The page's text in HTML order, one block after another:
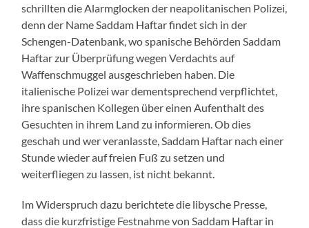
schrillten die Alarmglocken der neapolitanischen Polizei,
denn der Name Saddam Haftar findet sich in der
Schengen-Datenbank, wo spanische Behörden Saddam
Haftar zur Überprüfung wegen Verdachts auf
Waffenschmuggel ausgeschrieben haben. Die
italienische Polizei war dementsprechend verpflichtet,
ihre spanischen Kollegen über einen Aufenthalt des
Gesuchten in ihrem Land zu informieren. Ob dies
geschah und wer veranlasste, Saddam Haftar nach einer
Stunde wieder auf freien Fuß zu setzen und
weiterfliegen zu lassen, ist nicht bekannt.
Im Widerspruch dazu berichtete die libysche Presse,
dass die kurzfristige Festnahme von Saddam Haftar in